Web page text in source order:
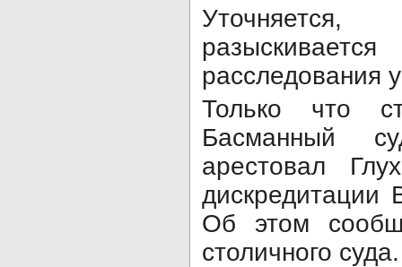
расследования
Только что
Басманный
арестовал
Об этом
столичного